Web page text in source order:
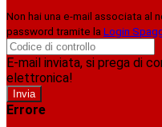
Non hai una e-mail associata al
password tramite la Login
E-mail inviata, si prega di
elettronica!
Errore